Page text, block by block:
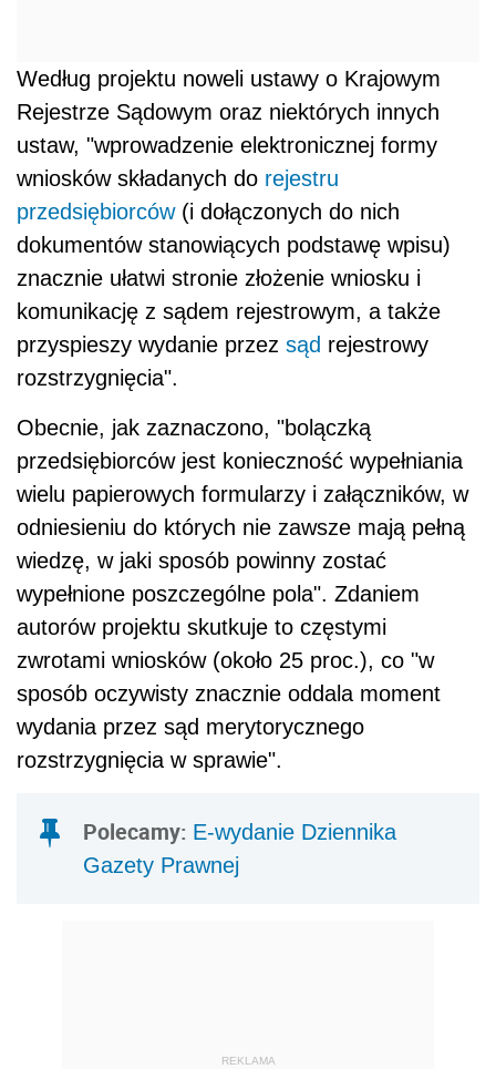
Według projektu noweli ustawy o Krajowym
Rejestrze Sądowym oraz niektórych innych
ustaw, "wprowadzenie elektronicznej formy
wniosków składanych do rejestru
przedsiębiorców(i dołączonych do nich
dokumentów stanowiących podstawę wpisu)
znacznie ułatwi stronie złożenie wniosku i
komunikację z sądem rejestrowym, a także
przyspieszy wydanie przez sąd rejestrowy
rozstrzygnięcia".
Obecnie, jak zaznaczono, "bolączką
przedsiębiorców jest konieczność wypełniania
wielu papierowych formularzy i załączników, w
odniesieniu do których nie zawsze mają pełną
wiedzę, w jaki sposób powinny zostać
wypełnione poszczególne pola". Zdaniem
autorów projektu skutkuje to częstymi
zwrotami wniosków (około 25 proc.), co "w
sposób oczywisty znacznie oddala moment
wydania przez sąd merytorycznego
rozstrzygnięcia w sprawie".
Polecamy: E-wydanie Dziennika
Gazety Prawnej
REKLAMA